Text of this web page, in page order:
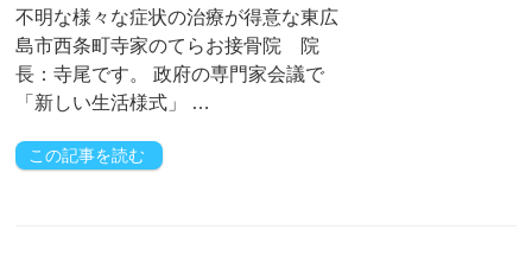
不明な様々な症状の治療が得意な東広
島市西条町寺家のてらお接骨院 院
長：寺尾です。 政府の専門家会議で
「新しい生活様式」 …
この記事を読む